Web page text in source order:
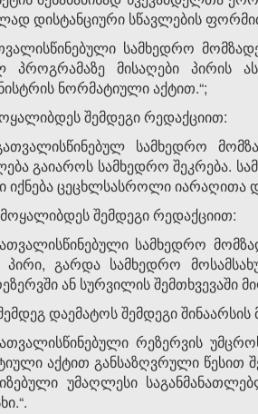
დისტანციური სწავლების
სამხედრო
პროგრამაზე მისაღები პირის
ნორმატიული აქტით.“;
შემდეგი რედაქციით:
სამხედრო
გაიაროს სამხედრო შეკრება.
იქნება ცეცხლსასროლი
შემდეგი რედაქციით:
სამხედრო
პირი, გარდა სამხედრო
ან სურვილის შემთხვევაში
დაემატოს შემდეგი
რეზერვის
აქტით განსაზღვრული წესით
უმაღლესი